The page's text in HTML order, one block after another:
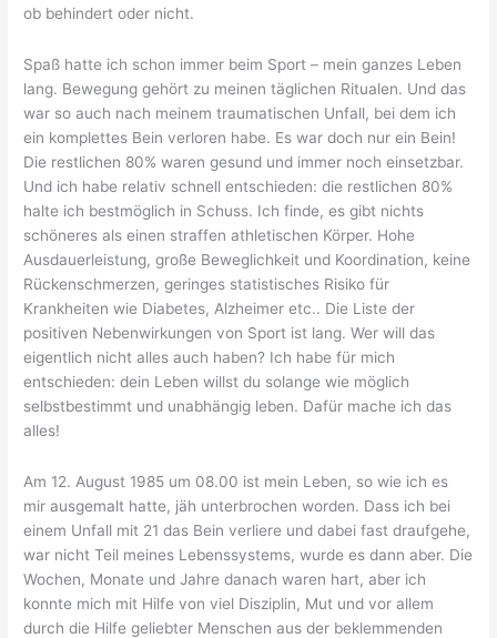
ob behindert oder nicht.
Spaß hatte ich schon immer beim Sport – mein ganzes Leben
lang. Bewegung gehört zu meinen täglichen Ritualen. Und das
war so auch nach meinem traumatischen Unfall, bei dem ich
ein komplettes Bein verloren habe. Es war doch nur ein Bein!
Die restlichen 80% waren gesund und immer noch einsetzbar.
Und ich habe relativ schnell entschieden: die restlichen 80%
halte ich bestmöglich in Schuss. Ich finde, es gibt nichts
schöneres als einen straffen athletischen Körper. Hohe
Ausdauerleistung, große Beweglichkeit und Koordination, keine
Rückenschmerzen, geringes statistisches Risiko für
Krankheiten wie Diabetes, Alzheimer etc.. Die Liste der
positiven Nebenwirkungen von Sport ist lang. Wer will das
eigentlich nicht alles auch haben? Ich habe für mich
entschieden: dein Leben willst du solange wie möglich
selbstbestimmt und unabhängig leben. Dafür mache ich das
alles!
Am 12. August 1985 um 08.00 ist mein Leben, so wie ich es
mir ausgemalt hatte, jäh unterbrochen worden. Dass ich bei
einem Unfall mit 21 das Bein verliere und dabei fast draufgehe,
war nicht Teil meines Lebenssystems, wurde es dann aber. Die
Wochen, Monate und Jahre danach waren hart, aber ich
konnte mich mit Hilfe von viel Disziplin, Mut und vor allem
durch die Hilfe geliebter Menschen aus der beklemmenden